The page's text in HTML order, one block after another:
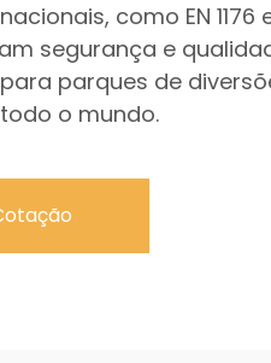
como EN 1176
segurança e
parques de
o mundo.